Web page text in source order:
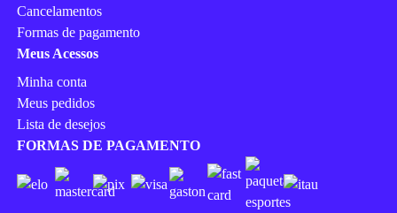
Cancelamentos
Formas de pagamento
Meus Acessos
Minha conta
Meus pedidos
Lista de desejos
FORMAS DE PAGAMENTO